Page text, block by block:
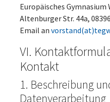
Europäisches Gymnasium
Altenburger Str. 44a,
Email an
VI.
Kontakt
1. Beschreibung
Datenverarbeitung